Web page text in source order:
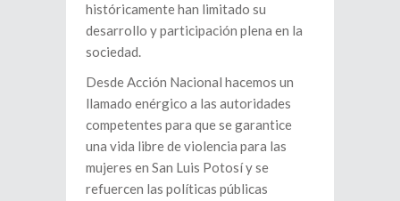
históricamente han limitado su
desarrollo y participación plena en la
sociedad.
Desde Acción Nacional hacemos un
llamado enérgico a las autoridades
competentes para que se garantice
una vida libre de violencia para las
mujeres en San Luis Potosí y se
refuercen las políticas públicas